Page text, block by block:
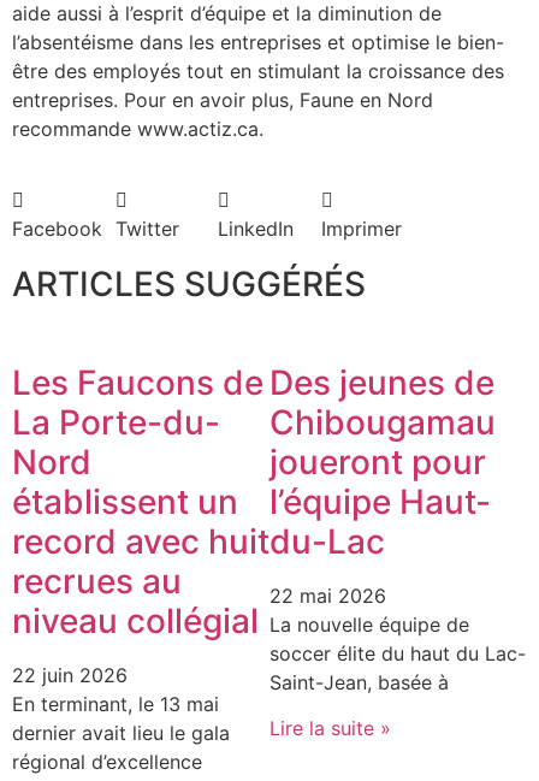
aide aussi à l’esprit d’équipe et la diminution de
l’absentéisme dans les entreprises et optimise le bien-
être des employés tout en stimulant la croissance des
entreprises. Pour en avoir plus, Faune en Nord
recommande www.actiz.ca.
Facebook Twitter LinkedIn Imprimer
ARTICLES SUGGÉRÉS
Les Faucons de
La Porte-du-
Nord
établissent un
record avec huit
recrues au
niveau collégial
22 juin 2026
En terminant, le 13 mai
dernier avait lieu le gala
régional d’excellence
Des jeunes de
Chibougamau
joueront pour
l’équipe Haut-
du-Lac
22 mai 2026
La nouvelle équipe de
soccer élite du haut du Lac-
Saint-Jean, basée à
Lire la suite »